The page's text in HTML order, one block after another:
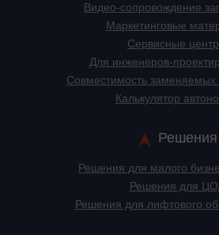
Видео-сопровождение
Маркетинговые
Сервисные
Для инженеров-
Cовместимость
Калькулятор
Решения
Решения для малого
Решения для
Решения для лифтового